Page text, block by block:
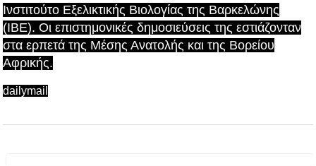
Ινστιτούτο Εξελικτικής Βιολογίας της Βαρκελώνης
(IBE). Οι επιστημονικές δημοσιεύσεις της εστιάζονταν
στα ερπετά της Μέσης Ανατολής και της Βορείου
Αφρικής.
dailymail